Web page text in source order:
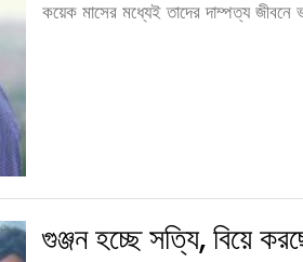
কয়েক মাসের মধ্যেই তাদের দাম্পত্য জীবনে
গুঞ্জন হচ্ছে সত্যি, বিয়ে